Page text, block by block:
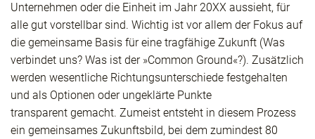
Unternehmen oder die Einheit im Jahr 20XX aussieht, für
alle gut vorstellbar sind. Wichtig ist vor allem der Fokus auf
die gemeinsame Basis für eine tragfähige Zukunft (Was
verbindet uns? Was ist der »Common Ground«?). Zusätzlich
werden wesentliche Richtungsunterschiede festgehalten
und als Optionen oder ungeklärte Punkte
transparent gemacht. Zumeist entsteht in diesem Prozess
ein gemeinsames Zukunftsbild, bei dem zumindest 80